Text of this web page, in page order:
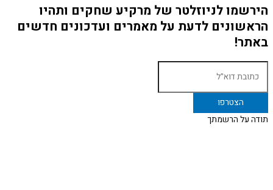
הירשמו לניוזלטר של מרקיע שחקים ותהיו
הראשונים לדעת על מאמרים ועדכונים חדשים
באתר!
תודה על הרשמתך